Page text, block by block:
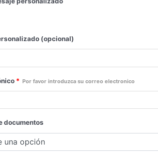
(opcional)
* Por favor introduzca su correo electronico
documentos